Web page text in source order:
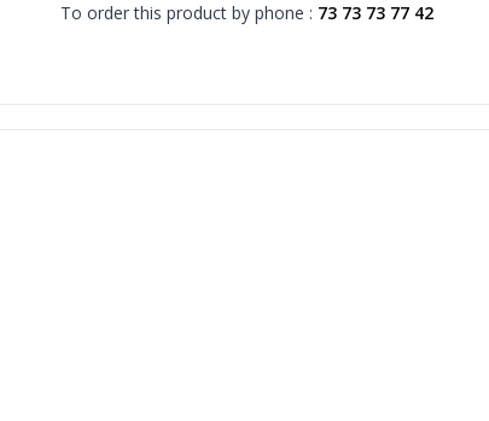
To order this product by phone : 73 73 73 77 42